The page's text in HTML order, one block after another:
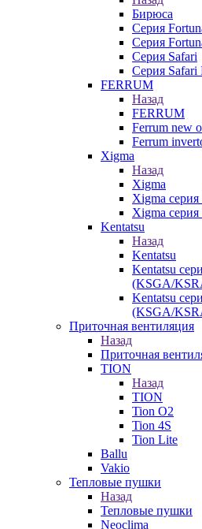
Бирюса
Серия
Серия
Серия Safari
Серия Safari
FERRUM
Назад
FERRUM
Ferrum new
Ferrum
Xigma
Назад
Xigma
Xigma
Xigma
Kentatsu
Назад
Kentatsu
Kentatsu
(KSGA/
Kentatsu
(KSGA/
Приточная вентиляция
Назад
Приточная
TION
Назад
TION
Tion O2
Tion 4S
Tion Lite
Ballu
Vakio
Тепловые пушки
Назад
Тепловые пушки
Neoclima